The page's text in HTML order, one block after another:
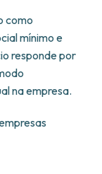
como
mínimo e
responde por
na empresa.